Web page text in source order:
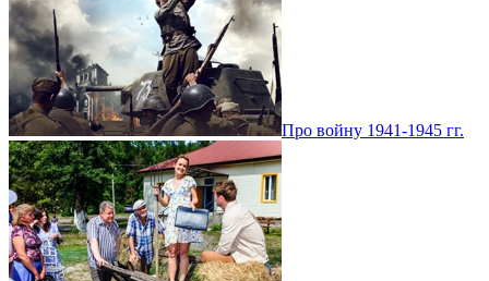
Про войну 1941-1945 гг.